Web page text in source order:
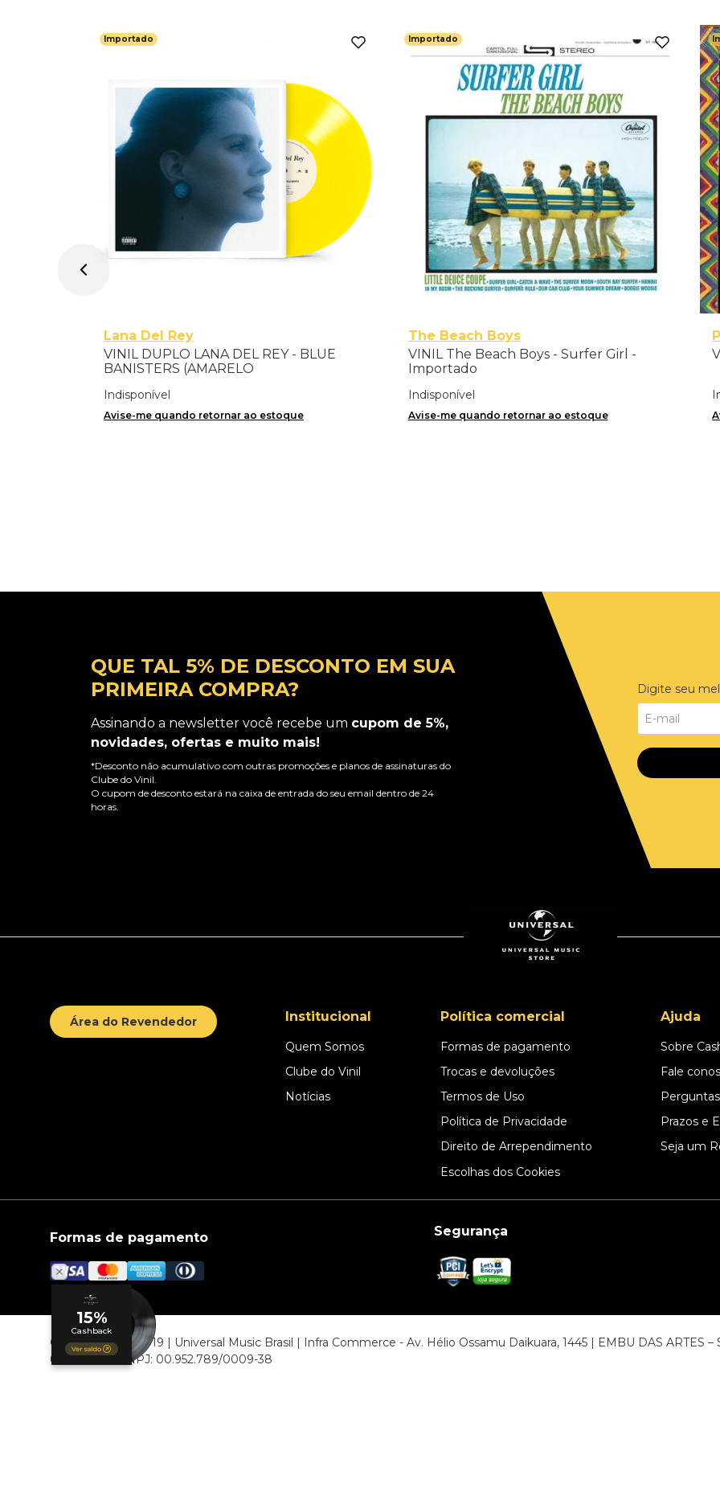
Importado
Lana Del Rey
VINIL DUPLO LANA DEL REY - BLUE
BANISTERS (AMARELO
Indisponível
Avise-me quando retornar ao estoque
Importado
The Beach Boys
VINIL The Beach Boys - Surfer Girl -
Importado
Indisponível
Avise-me quando retornar ao estoque
QUE TAL 5% DE DESCONTO EM SUA
PRIMEIRA COMPRA?
Assinando a newsletter você recebe um cupom de 5%,
novidades, ofertas e muito mais!
*Desconto não acumulativo com outras promoções e planos de assinaturas do
Clube do Vinil.
O cupom de desconto estará na caixa de entrada do seu email dentro de 24
horas.
Digite seu
Área do Revendedor Institucional
Quem Somos
Clube do Vinil
Notícias
Política comercial
Formas de pagamento
Trocas e devoluções
Termos de Uso
Política de Privacidade
Direito de Arrependimento
Escolhas dos Cookies
Ajuda
Sobre
Fale
Prazos e
Seja um
Formas de pagamento Segurança
© COPYRIGHT 2019 | Universal Music Brasil | Infra Commerce - Av. Hélio Ossamu Daikuara, 1445 | EMBU DAS ARTES –
06807-000 CNPJ: 00.952.789/0009-38